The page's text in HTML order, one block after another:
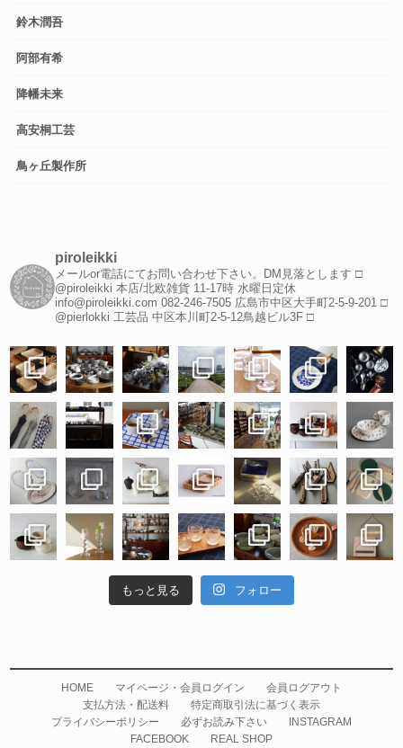
鈴木潤吾
阿部有希
降幡未来
高安桐工芸
鳥ヶ丘製作所
piroleikki
メールor電話にてお問い合わせ下さい。DM見落とします □
@piroleikki 本店/北欧雑貨 11-17時 水曜日定休
info@piroleikki.com 082-246-7505 広島市中区大手町2-5-9-201 □
@pierlokki 工芸品 中区本川町2-5-12鳥越ビル3F □
もっと見る フォロー
HOME マイページ・会員ログイン
会員ログアウト
支払方法・配送料
特定商取引法に基づく表示
プライバシーポリシー
必ずお読み下さい
INSTAGRAM
FACEBOOK
REAL SHOP